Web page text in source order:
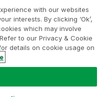
International AB. Tüm
with our websites
interests. By clicking ‘Ok’,
which may involve
to our Privacy & Cookie
details on cookie usage on